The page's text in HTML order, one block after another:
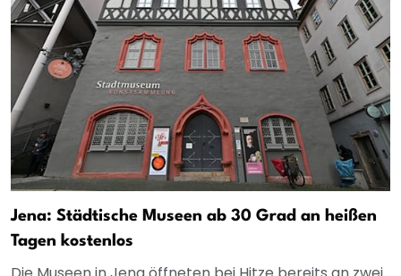
Jena: Städtische Museen ab 30 Grad an heißen
Tagen kostenlos